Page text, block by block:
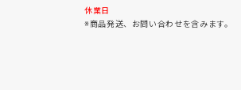
30
休業日
※商品発送、お問い合わせを含みます。